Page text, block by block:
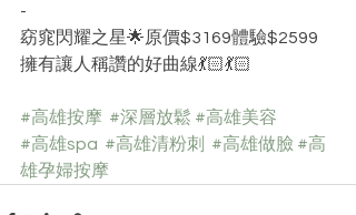
-
窈窕閃耀之星🌟原價$3169體驗$2599
擁有讓人稱讚的好曲線💃🏻💃🏻
#高雄按摩 #深層放鬆 #高雄美容
#高雄spa #高雄清粉刺 #高雄做臉 #高
雄孕婦按摩